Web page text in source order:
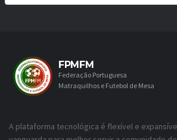
FPMFM
Federação Portuguesa
Matraquilhos e Futebol de Mesa
A plataforma tecnológica é flexível e